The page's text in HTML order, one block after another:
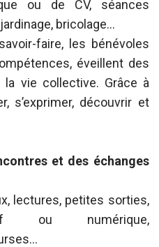
ou de CV, séances
bricolage…
faire, les bénévoles
éveillent des
vie collective. Grâce à
s’exprimer, découvrir et
et des échanges
lectures, petites sorties,
ou numérique,